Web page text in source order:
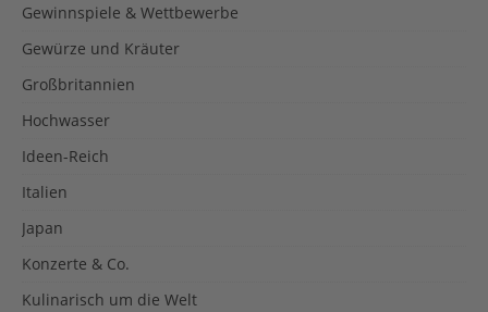
Gewinnspiele & Wettbewerbe
Gewürze und Kräuter
Großbritannien
Hochwasser
Ideen-Reich
Italien
Japan
Konzerte & Co.
Kulinarisch um die Welt